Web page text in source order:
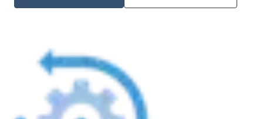
náklady na vytápění nebo chlazení.
Díky své odolné konstrukci a pokročilému designu je Normstahl
HSC901AP spolehlivou volbou pro podniky, které chtějí zvýšit
svou provozní efektivitu a zároveň zachovat čisté a pohodlné
pracovní prostředí. Je ideálním řešením pro sklady, výrobní